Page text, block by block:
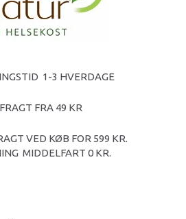
1-3 HVERDAGE
FRAGT FRA 49 KR
VED KØB FOR 599 KR.
MIDDELFART 0 KR.